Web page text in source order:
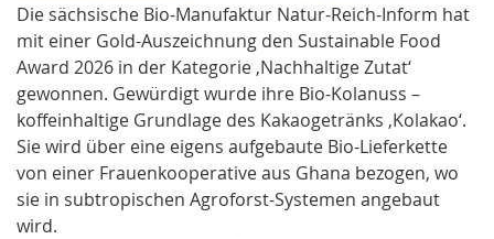
Die sächsische Bio-Manufaktur Natur-Reich-Inform hat
mit einer Gold-Auszeichnung den Sustainable Food
Award 2026 in der Kategorie ‚Nachhaltige Zutat‘
gewonnen. Gewürdigt wurde ihre Bio-Kolanuss –
koffeinhaltige Grundlage des Kakaogetränks ‚Kolakao‘.
Sie wird über eine eigens aufgebaute Bio-Lieferkette
von einer Frauenkooperative aus Ghana bezogen, wo
sie in subtropischen Agroforst-Systemen angebaut
wird.